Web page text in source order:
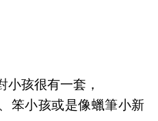
小孩很有一套，
笨小孩或是像蠟筆小新